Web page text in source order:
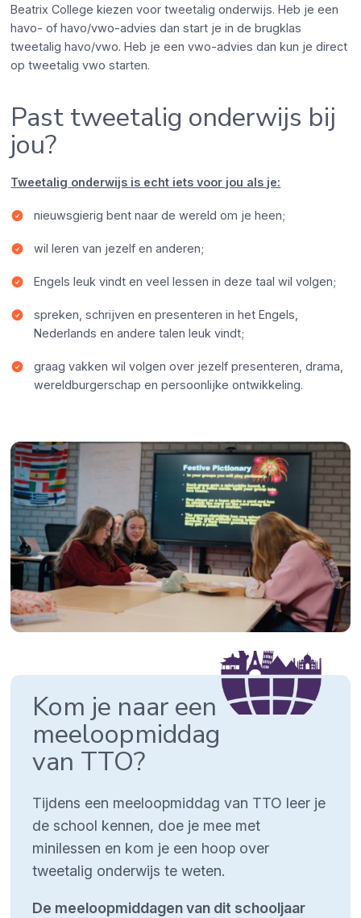
Beatrix College kiezen voor tweetalig onderwijs. Heb je een
havo- of havo/vwo-advies dan start je in de brugklas
tweetalig havo/vwo. Heb je een vwo-advies dan kun je direct
op tweetalig vwo starten.
Past tweetalig onderwijs bij
jou?
Tweetalig onderwijs is echt iets voor jou als je:
nieuwsgierig bent naar de wereld om je heen;
wil leren van jezelf en anderen;
Engels leuk vindt en veel lessen in deze taal wil volgen;
spreken, schrijven en presenteren in het Engels,
Nederlands en andere talen leuk vindt;
graag vakken wil volgen over jezelf presenteren, drama,
wereldburgerschap en persoonlijke ontwikkeling.
Kom je naar een
meeloopmiddag
van TTO?
Tijdens een meeloopmiddag van TTO leer je
de school kennen, doe je mee met
minilessen en kom je een hoop over
tweetalig onderwijs te weten.
De meeloopmiddagen van dit schooljaar